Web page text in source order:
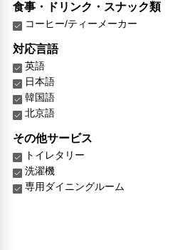
食事・ドリンク・スナック類
コーヒー/ティーメーカー
対応言語
英語
日本語
韓国語
北京語
その他サービス
トイレタリー
洗濯機
専用ダイニングルーム